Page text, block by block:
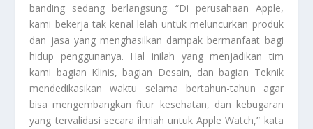
banding sedang berlangsung. “Di perusahaan Apple,
kami bekerja tak kenal lelah untuk meluncurkan produk
dan jasa yang menghasilkan dampak bermanfaat bagi
hidup penggunanya. Hal inilah yang menjadikan tim
kami bagian Klinis, bagian Desain, dan bagian Teknik
mendedikasikan waktu selama bertahun-tahun agar
bisa mengembangkan fitur kesehatan, dan kebugaran
yang tervalidasi secara ilmiah untuk Apple Watch,” kata